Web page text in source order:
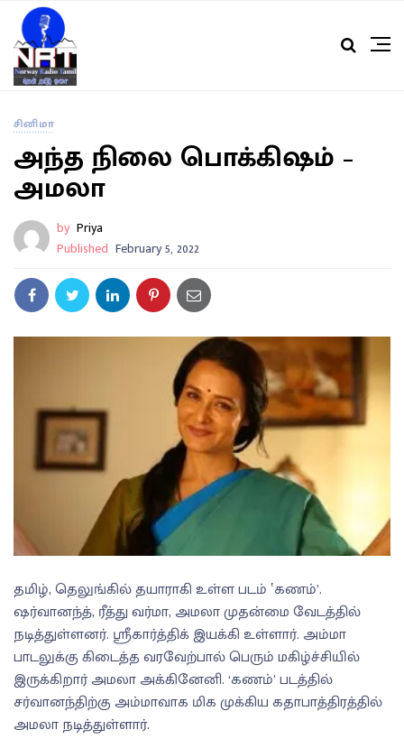
சினிமா
அந்த நிலை பொக்கிஷம் –
அமலா
by Priya
Published February 5, 2022
தமிழ், தெலுங்கில் தயாராகி உள்ள படம் ‛கணம்’.
ஷர்வானந்த், ரீத்து வர்மா, அமலா முதன்மை வேடத்தில்
நடித்துள்ளனர். ஸ்ரீகார்த்திக் இயக்கி உள்ளார். அம்மா
பாடலுக்கு கிடைத்த வரவேற்பால் பெரும் மகிழ்ச்சியில்
இருக்கிறார் அமலா அக்கினேனி. ‘கணம்’ படத்தில்
சர்வானந்திற்கு அம்மாவாக மிக முக்கிய கதாபாத்திரத்தில்
அமலா நடித்துள்ளார்.